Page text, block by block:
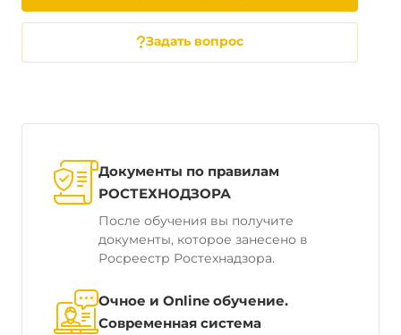
Задать вопрос
Документы по правилам
РОСТЕХНОДЗОРА
После обучения вы получите
документы, которое занесено в
Росреестр Ростехнадзора.
Очное и Online обучение.
Современная система